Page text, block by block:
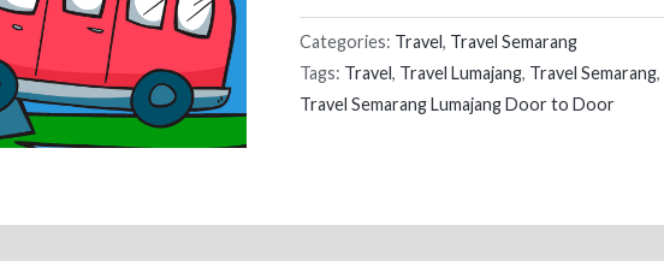
Semarang
-
Lumajang
quantity
Categories: Travel, Travel Semarang
Tags: Travel, Travel Lumajang, Travel Semarang,
Travel Semarang Lumajang Door to Door